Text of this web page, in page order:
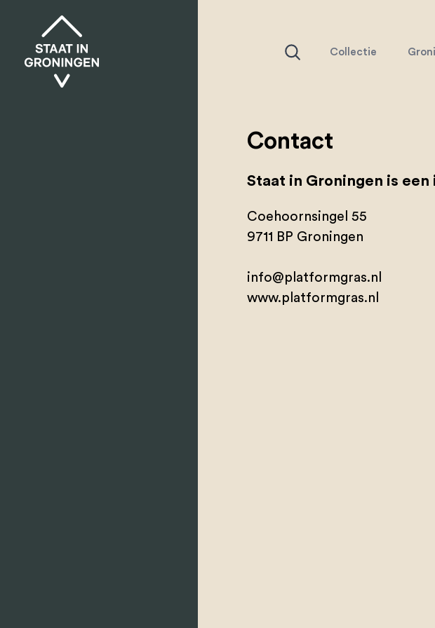
Collectie
Contact
Staat in Groningen is
Coehoornsingel 55
9711 BP Groningen
info@platformgras.nl
www.platformgras.nl